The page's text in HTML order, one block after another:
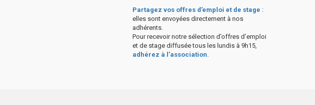
Partagez vos offres d’emploi et de stage :
elles sont envoyées directement à nos
adhérents.
Pour recevoir notre sélection d’offres d’emploi
et de stage diffusée tous les lundis à 9h15,
adhérez à l’association.